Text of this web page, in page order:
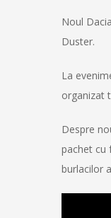
Noul
Duster.
La
organizat
Despre
pachet cu
burlacilor